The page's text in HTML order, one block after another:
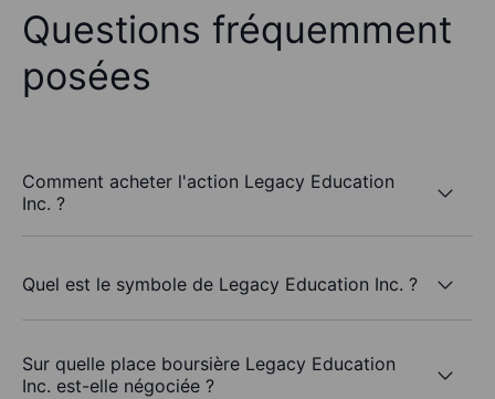
Questions fréquemment
posées
Comment acheter l'action Legacy Education
Inc. ?
Quel est le symbole de Legacy Education Inc. ?
Sur quelle place boursière Legacy Education
Inc. est-elle négociée ?